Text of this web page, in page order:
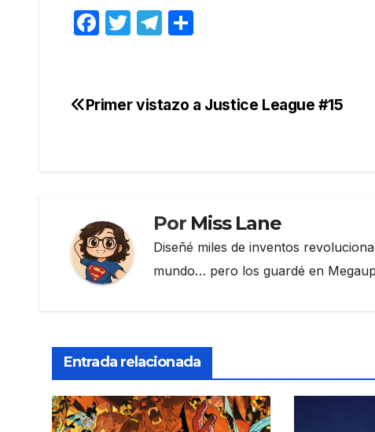
F
e
T
er
T
gr p
Navegación
Primer vistazo a Justice League #15
Por Miss Lane
Diseñé miles de inventos
mundo… pero los guardé en
Entrada relacionada